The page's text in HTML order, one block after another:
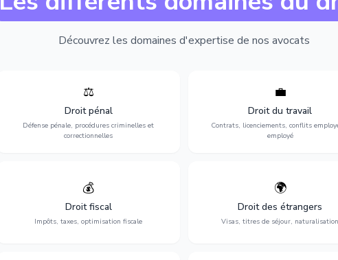
Découvrez les domaines d'expertise de nos avocats
⚖️
Droit pénal
Défense pénale, procédures criminelles et
correctionnelles
Expertise en matière pénale, de
l'assistance en garde à vue jusqu'au
procès, pour toute affaire correctionnelle
ou criminelle.
💼
Droit du travail
Contrats, licenciements, conflits
employé
Protection de vos droits au
contrats, licenciements,
discrimination et conflits avec
l'employeur.
💰
Droit fiscal
Impôts, taxes, optimisation fiscale
Optimisation de votre situation fiscale :
déclarations, contentieux, contrôles
fiscaux et planification.
🌍
Droit des étrangers
Visas, titres de séjour, naturalisation
Obtention de vos droits de séjour :
cartes de séjour, regroupement
naturalisation.